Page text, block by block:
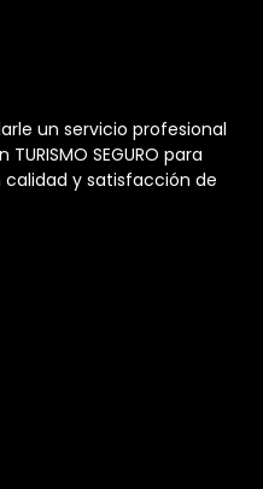
un servicio profesional
SEGURO para
y satisfacción de